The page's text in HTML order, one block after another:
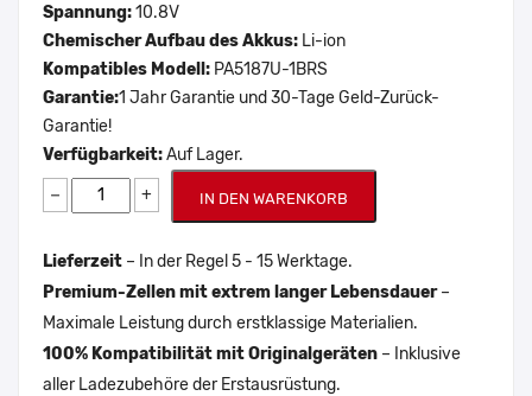
Spannung:10.8V
Chemischer Aufbau des Akkus: Li-ion
Kompatibles Modell: PA5187U-1BRS
Garantie:1 Jahr Garantie und 30-Tage Geld-Zurück-
Garantie!
Verfügbarkeit:Auf Lager.
− + IN DEN WARENKORB
Lieferzeit – In der Regel 5 - 15 Werktage.
Premium-Zellen mit extrem langer Lebensdauer–
Maximale Leistung durch erstklassige Materialien.
100% Kompatibilität mit Originalgeräten – Inklusive
aller Ladezubehöre der Erstausrüstung.